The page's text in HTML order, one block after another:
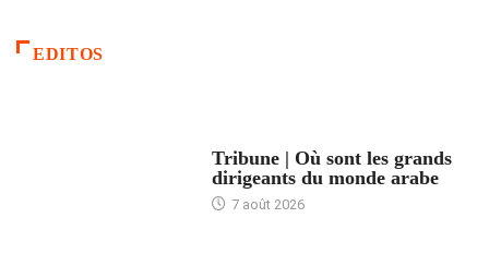
EDITOS
Tribune | Où sont les grands
dirigeants du monde arabe
7 août 2026